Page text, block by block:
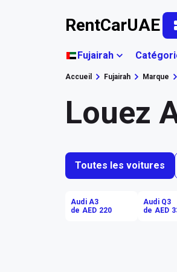
RentCarUAE
Fujairah
Accueil Fujairah Marque
Louez
Toutes les voitures
Audi A3
de AED 220
Audi Q3
de AED